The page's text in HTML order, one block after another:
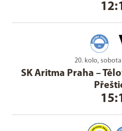
20. kolo, sobota
SK Aritma Praha –